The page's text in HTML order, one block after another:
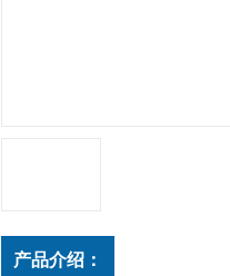
产品介绍：